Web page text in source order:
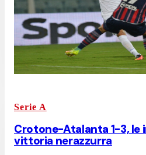
Serie A
Crotone-Atalanta 1-3, le
vittoria nerazzurra